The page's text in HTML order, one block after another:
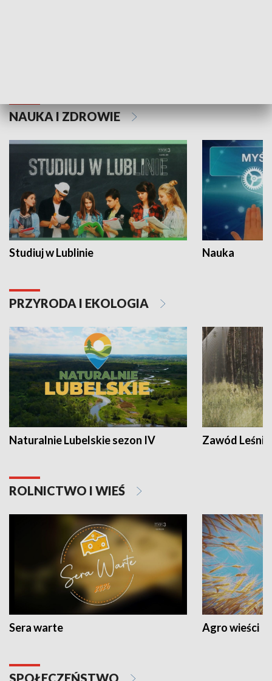
NAUKA I ZDROWIE
Studiuj w Lublinie Nauka
PRZYRODA I EKOLOGIA
Naturalnie Lubelskie sezon IV Zawód Leśnik
ROLNICTWO I WIEŚ
Sera warte Agro wieści
SPOŁECZEŃSTWO